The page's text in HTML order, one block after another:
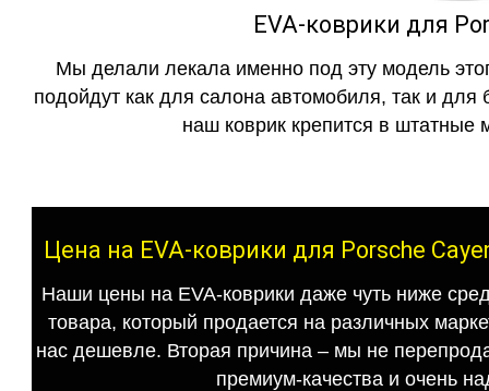
EVA-коврики для
Мы делали лекала именно под эту модель
подойдут как для салона автомобиля, так и для
наш коврик крепится в штатные
Цена на EVA-коврики для Porsche
Наши цены на EVA-коврики даже чуть ниже
товара, который продается на различных
нас дешевле. Вторая причина – мы не
премиум-качества и очень